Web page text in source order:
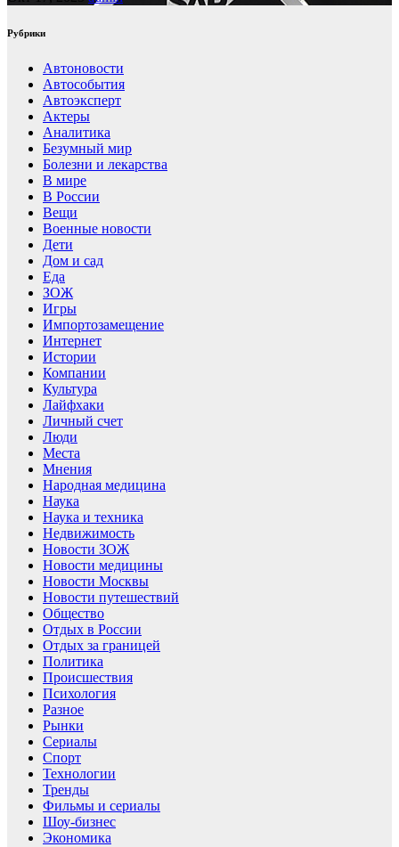
Рубрики
Автоновости
Автособытия
Автоэксперт
Актеры
Аналитика
Безумный мир
Болезни и лекарства
В мире
В России
Вещи
Военные новости
Дети
Дом и сад
Еда
ЗОЖ
Игры
Импортозамещение
Интернет
Истории
Компании
Культура
Лайфхаки
Личный счет
Люди
Места
Мнения
Народная медицина
Наука
Наука и техника
Недвижимость
Новости ЗОЖ
Новости медицины
Новости Москвы
Новости путешествий
Общество
Отдых в России
Отдых за границей
Политика
Происшествия
Психология
Разное
Рынки
Сериалы
Спорт
Технологии
Тренды
Фильмы и сериалы
Шоу-бизнес
Экономика